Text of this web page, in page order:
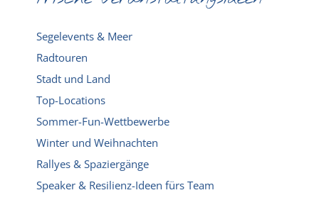
Segelevents & Meer
Radtouren
Stadt und Land
Top-Locations
Sommer-Fun-Wettbewerbe
Winter und Weihnachten
Rallyes & Spaziergänge
Speaker & Resilienz-Ideen fürs Team